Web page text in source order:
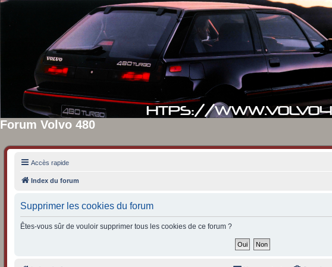
Forum Volvo 480
Accès rapide
Index du forum
Supprimer les cookies du forum
Êtes-vous sûr de vouloir supprimer tous les cookies de ce forum ?